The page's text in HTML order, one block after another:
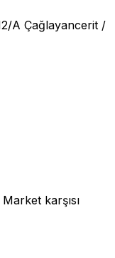
A Çağlayancerit /
karşısı